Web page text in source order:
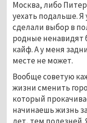
Москва, либо
уехать подальше.
сделали выбор в
родные ненавидят
кайф. А у меня
месте не может.
Вообще советую
жизни сменить
который
начинаешь жизнь